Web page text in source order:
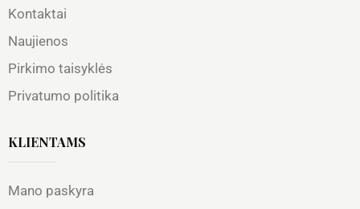
Kontaktai
Naujienos
Pirkimo taisyklės
Privatumo politika
KLIENTAMS
Mano paskyra